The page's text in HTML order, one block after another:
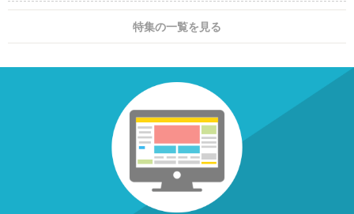
特集の一覧を見る